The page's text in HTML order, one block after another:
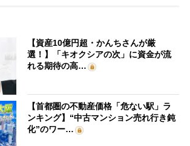
【資産10億円超・かんちさんが厳
選！】「キオクシアの次」に資金が流
れる期待の高…
【首都圏の不動産価格「危ない駅」ラ
ンキング】“中古マンション売れ行き鈍
化”のワー…